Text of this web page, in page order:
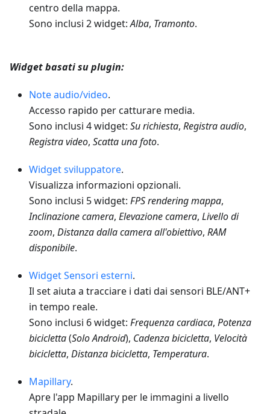
centro della mappa.
Sono inclusi 2 widget:Alba, Tramonto.
Widget basati su plugin:
Note audio/video.
Accesso rapido per catturare media.
Sono inclusi 4 widget: Su richiesta, Registra audio,
Registra video, Scatta una foto.
Widget sviluppatore.
Visualizza informazioni opzionali.
Sono inclusi 5 widget: FPS rendering mappa,
Inclinazione camera, Elevazione camera, Livello di
zoom, Distanza dalla camera all'obiettivo, RAM
disponibile.
Widget Sensori esterni.
Il set aiuta a tracciare i dati dai sensori BLE/ANT+
in tempo reale.
Sono inclusi 6 widget: Frequenza cardiaca, Potenza
bicicletta(Solo Android), Cadenza bicicletta, Velocità
bicicletta, Distanza bicicletta, Temperatura.
Mapillary.
Apre l'app Mapillary per le immagini a livello